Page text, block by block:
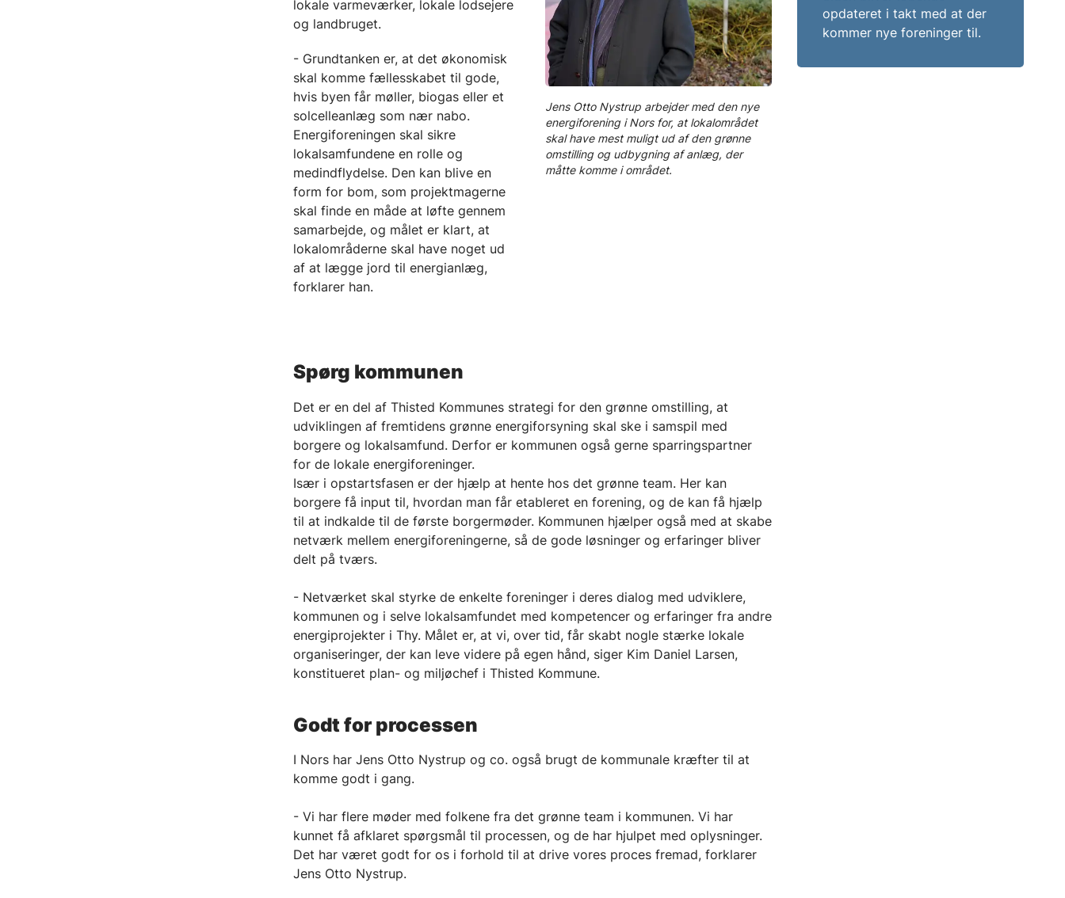
lokale varmeværker, lokale lodsejere
og landbruget.
- Grundtanken er, at det økonomisk
skal komme fællesskabet til gode,
hvis byen får møller, biogas eller et
solcelleanlæg som nær nabo.
Energiforeningen skal sikre
lokalsamfundene en rolle og
medindflydelse. Den kan blive en
form for bom, som projektmagerne
skal finde en måde at løfte gennem
samarbejde, og målet er klart, at
lokalområderne skal have noget ud
af at lægge jord til energianlæg,
forklarer han.
Jens Otto Nystrup arbejder med den nye
energiforening i Nors for, at lokalområdet
skal have mest muligt ud af den grønne
omstilling og udbygning af anlæg, der
måtte komme i området.
Spørg kommunen
Det er en del af Thisted Kommunes strategi for den grønne omstilling, at
udviklingen af fremtidens grønne energiforsyning skal ske i samspil med
borgere og lokalsamfund. Derfor er kommunen også gerne sparringspartner
for de lokale energiforeninger.
Især i opstartsfasen er der hjælp at hente hos det grønne team. Her kan
borgere få input til, hvordan man får etableret en forening, og de kan få hjælp
til at indkalde til de første borgermøder. Kommunen hjælper også med at skabe
netværk mellem energiforeningerne, så de gode løsninger og erfaringer bliver
delt på tværs.
- Netværket skal styrke de enkelte foreninger i deres dialog med udviklere,
kommunen og i selve lokalsamfundet med kompetencer og erfaringer fra andre
energiprojekter i Thy. Målet er, at vi, over tid, får skabt nogle stærke lokale
organiseringer, der kan leve videre på egen hånd, siger Kim Daniel Larsen,
konstitueret plan- og miljøchef i Thisted Kommune.
Godt for processen
I Nors har Jens Otto Nystrup og co. også brugt de kommunale kræfter til at
komme godt i gang.
- Vi har flere møder med folkene fra det grønne team i kommunen. Vi har
kunnet få afklaret spørgsmål til processen, og de har hjulpet med oplysninger.
Det har været godt for os i forhold til at drive vores proces fremad, forklarer
Jens Otto Nystrup.
opdateret i takt med at der
kommer nye foreninger til.